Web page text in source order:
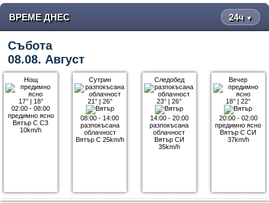
ВРЕМЕ ДНЕС 24ч ▼
Събота
08.08. Август
Нощ
17°| 18°
02:00 - 08:00
предимно ясно
Вятър С СЗ
10km/h
Сутрин
21°| 26°
08:00 - 14:00
разпокъсана
облачност
Вятър С 25km/h
Следобед
23° |26°
14:00 - 20:00
разпокъсана
облачност
Вятър СИ
35km/h
Вечер
18° |22°
20:00 - 02:00
предимно ясно
Вятър С СИ
37km/h